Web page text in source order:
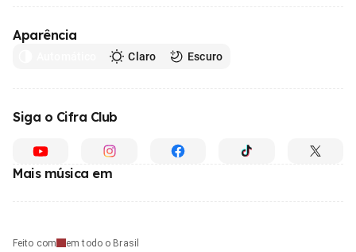
Aparência
Claro Escuro
Siga o Cifra Club
Mais música em
Feito com
em todo o Brasil